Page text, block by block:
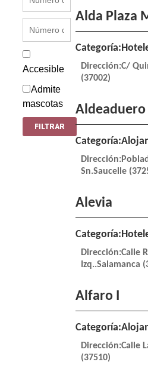
Accesible
Admite
mascotas
Alda Plaza
Dirección:C/
(37002)
Aldeaduero
Sn.Saucelle
Alevia
Dirección:Calle
Izq..Salamanca
Alfaro I
Dirección:Calle
(37510)